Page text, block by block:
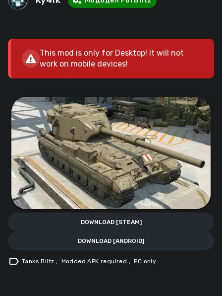
This mod is only for Desktop! It will not
work on mobile devices!
DOWNLOAD [STEAM]
DOWNLOAD [ANDROID]
label Tanks Blitz , Modded APK required , PC only